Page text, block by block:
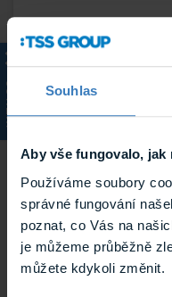
Souhlas
Aby vše fungovalo, jak
Používáme soubory
správné fungování
poznat, co Vás na
je můžeme průběžně
můžete kdykoli změnit.
KATALOG
Výstupy
záznamu IP
kamer
Maximální
rozlišení na IP
kameru